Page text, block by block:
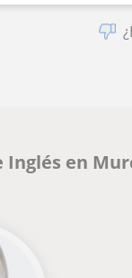
Inglés en